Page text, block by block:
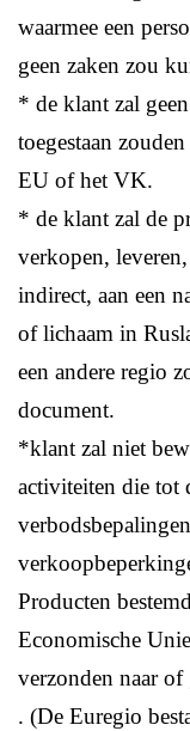
waarmee een
geen zaken zou
* de klant zal
toegestaan
EU of het VK.
* de klant zal de
verkopen,
indirect, aan een
of lichaam in
een andere regio
document.
*klant zal niet
activiteiten die tot
Producten
Economische
verzonden naar
. (De Euregio